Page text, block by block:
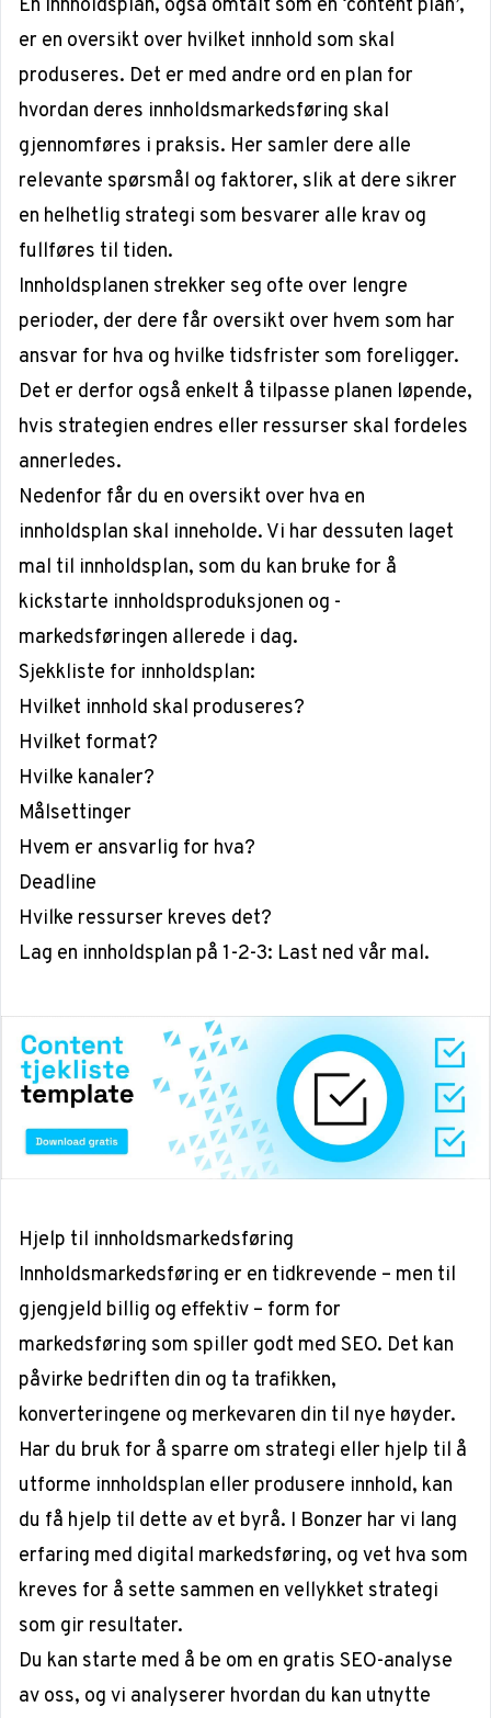
En innholdsplan, også omtalt som en ‘content plan’,
er en oversikt over hvilket innhold som skal
produseres. Det er med andre ord en plan for
hvordan deres innholdsmarkedsføring skal
gjennomføres i praksis. Her samler dere alle
relevante spørsmål og faktorer, slik at dere sikrer
en helhetlig strategi som besvarer alle krav og
fullføres til tiden.
Innholdsplanen strekker seg ofte over lengre
perioder, der dere får oversikt over hvem som har
ansvar for hva og hvilke tidsfrister som foreligger.
Det er derfor også enkelt å tilpasse planen løpende,
hvis strategien endres eller ressurser skal fordeles
annerledes.
Nedenfor får du en oversikt over hva en
innholdsplan skal inneholde. Vi har dessuten laget
mal til innholdsplan, som du kan bruke for å
kickstarte innholdsproduksjonen og -
markedsføringen allerede i dag.
Sjekkliste for innholdsplan:
Hvilket innhold skal produseres?
Hvilket format?
Hvilke kanaler?
Målsettinger
Hvem er ansvarlig for hva?
Deadline
Hvilke ressurser kreves det?
Lag en innholdsplan på 1-2-3: Last ned vår mal.
Hjelp til innholdsmarkedsføring
Innholdsmarkedsføring er en tidkrevende – men til
gjengjeld billig og effektiv – form for
markedsføring som spiller godt med SEO. Det kan
påvirke bedriften din og ta trafikken,
konverteringene og merkevaren din til nye høyder.
Har du bruk for å sparre om strategi eller hjelp til å
utforme innholdsplan eller produsere innhold, kan
du få hjelp til dette av et byrå. I Bonzer har vi lang
erfaring med digital markedsføring, og vet hva som
kreves for å sette sammen en vellykket strategi
som gir resultater.
Du kan starte med å be om en gratis SEO-analyse
av oss, og vi analyserer hvordan du kan utnytte